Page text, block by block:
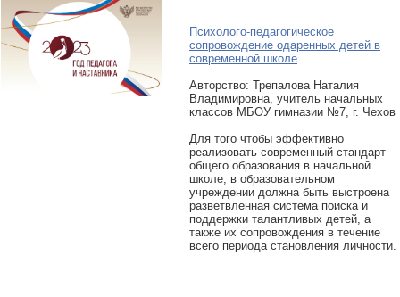
Психолого-педагогическое
сопровождение одаренных детей в
современной школе
Авторcтво: Трепалова Наталия
Владимировна, учитель начальных
классов МБОУ гимназии №7, г. Чехов
Для того чтобы эффективно
реализовать современный стандарт
общего образования в начальной
школе, в образовательном
учреждении должна быть выстроена
разветвленная система поиска и
поддержки талантливых детей, а
также их сопровождения в течение
всего периода становления личности.